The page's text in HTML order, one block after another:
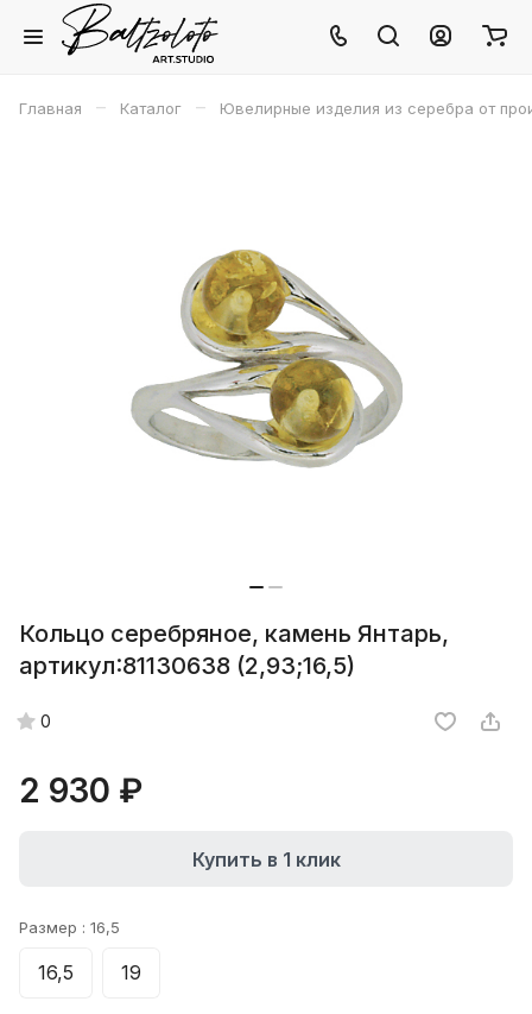
Главная – Каталог – Ювелирные изделия из серебра от
Кольцо серебряное, камень Янтарь,
артикул:81130638 (2,93;16,5)
0
2 930 ₽
Купить в 1 клик
Размер : 16,5
16,5 19